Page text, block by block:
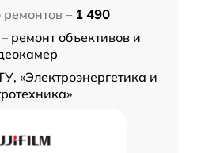
– 1 490
ремонт объективов и
«Электроэнергетика и